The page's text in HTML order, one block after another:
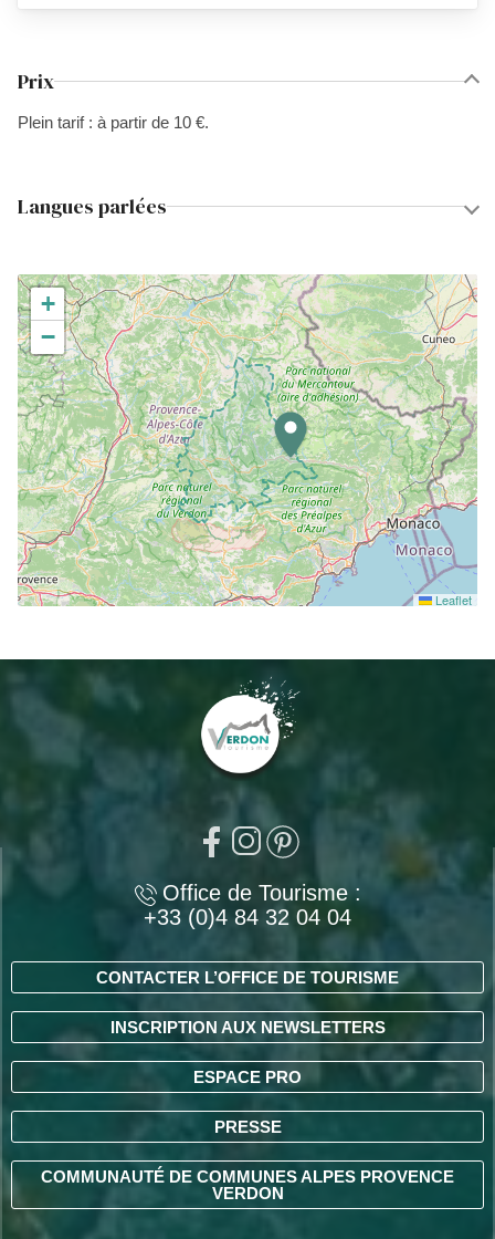
Prix
Plein tarif : à partir de 10 €.
Langues parlées
+
−
Leaflet
Office de Tourisme :
+33 (0)4 84 32 04 04
CONTACTER L’OFFICE DE TOURISME
INSCRIPTION AUX NEWSLETTERS
ESPACE PRO
PRESSE
COMMUNAUTÉ DE COMMUNES ALPES PROVENCE
VERDON